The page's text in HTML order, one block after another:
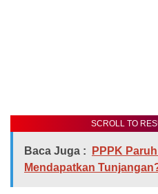
SCROLL TO
Baca Juga :
PPPK
Mendapatkan